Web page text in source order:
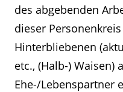
des abgebenden
dieser
Hinterbliebenen
etc., (Halb-) Waisen)
Ehe-/Lebenspartner